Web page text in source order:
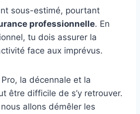
sous-estimé, pourtant
professionnelle. En
tu dois assurer la
face aux imprévus.
la décennale et la
être difficile de s’y retrouver.
allons démêler les